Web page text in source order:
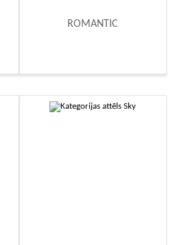
ROMANTIC